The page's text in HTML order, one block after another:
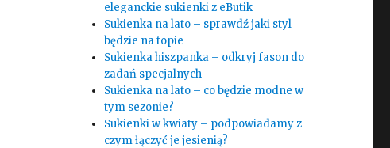
eleganckie sukienki z eButik
Sukienka na lato – sprawdź jaki styl
będzie na topie
Sukienka hiszpanka – odkryj fason do
zadań specjalnych
Sukienka na lato – co będzie modne w
tym sezonie?
Sukienki w kwiaty – podpowiadamy z
czym łączyć je jesienią?